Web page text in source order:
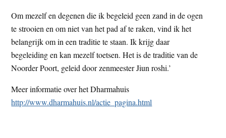
Om mezelf en degenen die ik begeleid geen zand in de ogen
te strooien en om niet van het pad af te raken, vind ik het
belangrijk om in een traditie te staan. Ik krijg daar
begeleiding en kan mezelf toetsen. Het is de traditie van de
Noorder Poort, geleid door zenmeester Jiun roshi.’
Meer informatie over het Dharmahuis
http://www.dharmahuis.nl/actie_pagina.html